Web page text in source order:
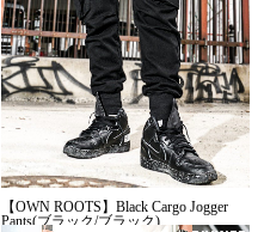
【OWN ROOTS】Black Cargo Jogger
Pants(ブラック/ブラック)